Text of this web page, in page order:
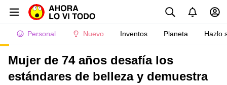
Personal Nuevo Inventos Planeta Hazlo
Mujer de 74 años desafía los
estándares de belleza y demuestra